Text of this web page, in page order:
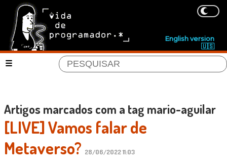
English version
🇺🇸
Artigos marcados com a tag mario-aguilar
[LIVE] Vamos falar de
Metaverso? 28/06/2022 11:03